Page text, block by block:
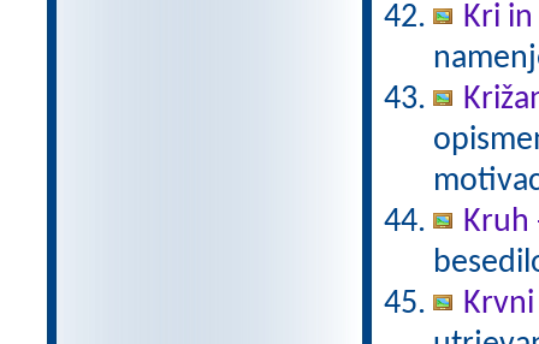
Kri
Kruh